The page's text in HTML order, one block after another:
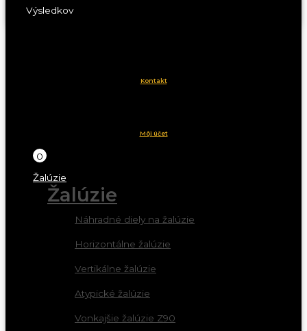
Výsledkov
Kontakt
Môj účet
0
Žalúzie
Žalúzie
Náhradné diely na žalúzie
Horizontálne žalúzie
Vertikálne žalúzie
Atypické žalúzie
Vonkajšie žalúzie Z90